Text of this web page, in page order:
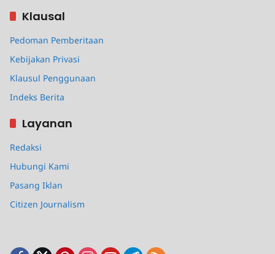
Klausal
Pedoman Pemberitaan
Kebijakan Privasi
Klausul Penggunaan
Indeks Berita
Layanan
Redaksi
Hubungi Kami
Pasang Iklan
Citizen Journalism